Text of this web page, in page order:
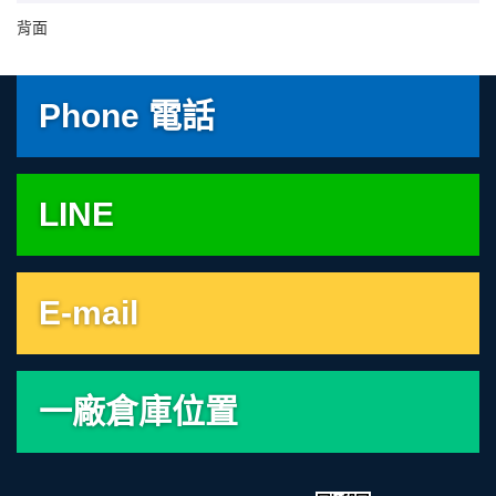
背面
Phone 電話
LINE
E-mail
一廠倉庫位置